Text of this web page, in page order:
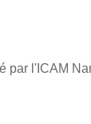
par l'ICAM